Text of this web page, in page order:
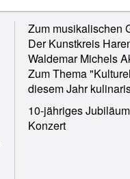
Zum musikalischen
Der Kunstkreis
Waldemar Michels
Zum Thema
diesem Jahr
10-jähriges
Konzert